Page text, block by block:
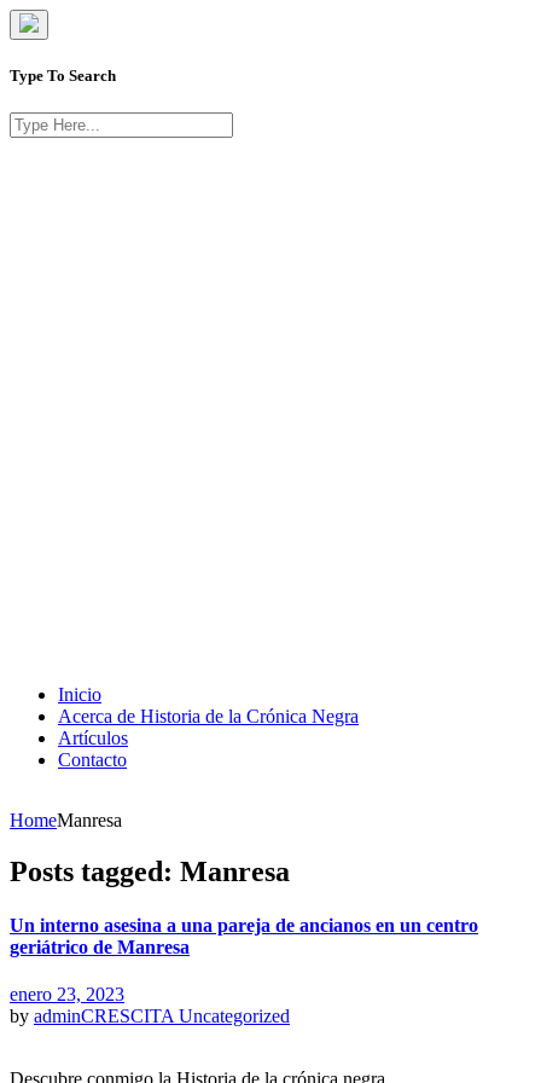
Type To Search
Inicio
Acerca de Historia de la Crónica Negra
Artículos
Contacto
HomeManresa
Posts tagged: Manresa
Un interno asesina a una pareja de ancianos en un centro
geriátrico de Manresa
enero 23, 2023
by adminCRESCITA Uncategorized
Descubre conmigo la Historia de la crónica negra.